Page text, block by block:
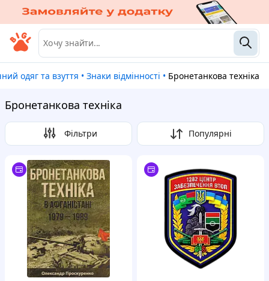
одяг та взуття • Знаки відмінності • Бронетанкова техніка
Бронетанкова техніка
Фільтри Популярні